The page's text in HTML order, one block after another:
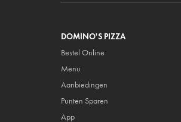
DOMINO'S PIZZA
Bestel Online
Menu
Aanbiedingen
Punten Sparen
App